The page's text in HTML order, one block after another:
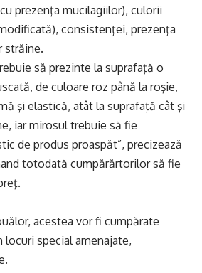
prezenţa mucilagiilor), culorii
consistenţei, prezenţa
străine.
să prezinte la suprafaţă o
de culoare roz până la roşie,
şi elastică, atât la suprafaţă cât şi
iar mirosul trebuie să fie
de produs proaspăt”, precizează
totodată cumpărărtorilor să fie
acestea vor fi cumpărate
locuri special amenajate,